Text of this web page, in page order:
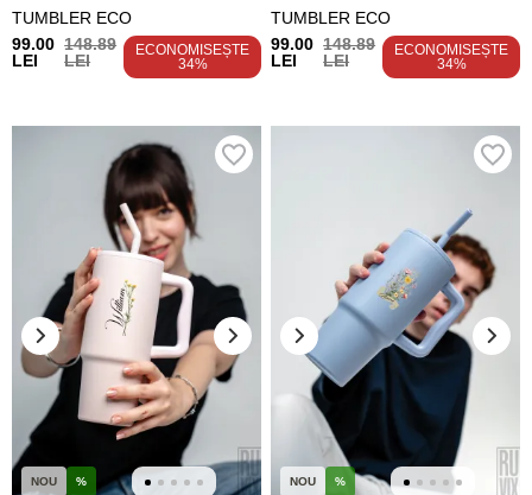
TUMBLER ECO
99.00
LEI
148.89
LEI
ECONOMISEȘTE
34%
TUMBLER ECO
99.00
LEI
148.89
LEI
ECONOMISEȘTE
34%
NOU % NOU %